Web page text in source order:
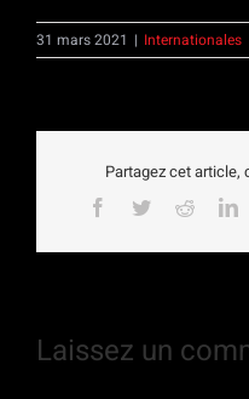
31 mars 2021 | Internationales
Partagez cet article,
Facebook
TwitterReddit
Laissez un